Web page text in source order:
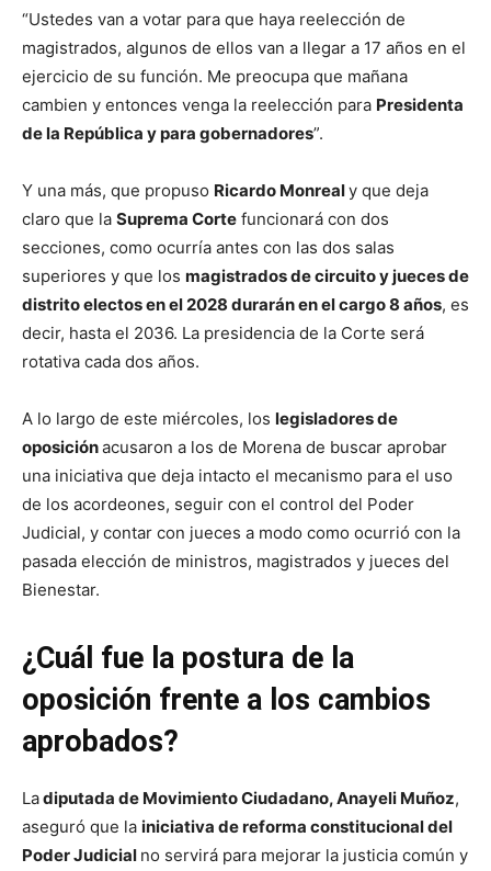
“Ustedes van a votar para que haya reelección de
magistrados, algunos de ellos van a llegar a 17 años en el
ejercicio de su función. Me preocupa que mañana
cambien y entonces venga la reelección para Presidenta
de la República y para gobernadores”.
Y una más, que propuso Ricardo Monrealy que deja
claro que la Suprema Corte funcionará con dos
secciones, como ocurría antes con las dos salas
superiores y que los magistrados de circuito y jueces de
distrito electos en el 2028 durarán en el cargo 8 años, es
decir, hasta el 2036. La presidencia de la Corte será
rotativa cada dos años.
A lo largo de este miércoles, los legisladores de
oposiciónacusaron a los de Morena de buscar aprobar
una iniciativa que deja intacto el mecanismo para el uso
de los acordeones, seguir con el control del Poder
Judicial, y contar con jueces a modo como ocurrió con la
pasada elección de ministros, magistrados y jueces del
Bienestar.
¿Cuál fue la postura de la
oposición frente a los cambios
aprobados?
Ladiputada de Movimiento Ciudadano, Anayeli Muñoz,
aseguró que la iniciativa de reforma constitucional del
Poder Judicial no servirá para mejorar la justicia común y